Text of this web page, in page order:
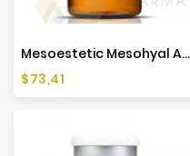
Mesoestetic Mesohyal ARGIBENONE (1x3ml)
Cena
$73,41